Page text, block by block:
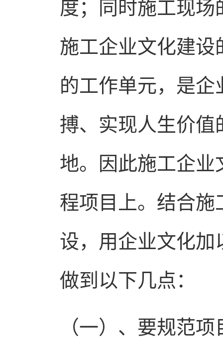
度；同时施工现
施工企业文化建
的工作单元，是
搏、实现人生价
地。因此施工企
程项目上。结合
设，用企业文化
做到以下几点：
（一） 、要规范项